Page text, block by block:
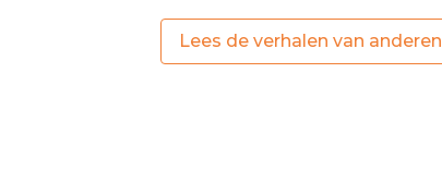
Lees de verhalen van anderen